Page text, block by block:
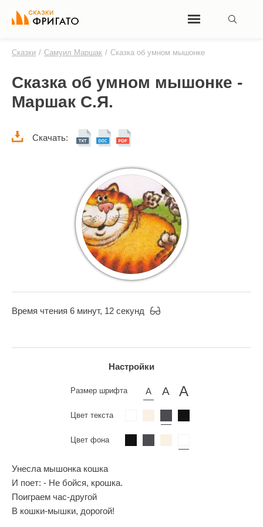
Сказки / Самуил Маршак / Сказка об умном мышонке
Сказка об умном мышонке -
Маршак С.Я.
Скачать:
Время чтения 6 минут, 12 секунд
Настройки
Размер шрифта
Цвет текста
Цвет фона
Унесла мышонка кошка
И поет: - Не бойся, крошка.
Поиграем час-другой
В кошки-мышки, дорогой!